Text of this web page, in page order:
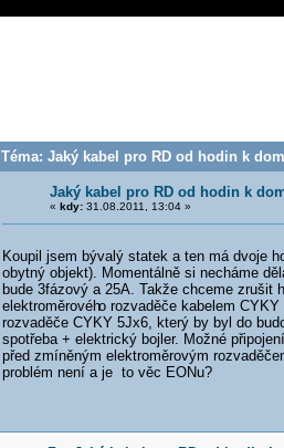
Téma: Jaký kabel pro RD od hodin k
Jaký kabel pro RD od hodin k
« kdy:31.08.2011, 13:04 »
Koupil jsem bývalý statek a ten má dvoje
obytný objekt). Momentálně si necháme
bude 3fázový a 25A. Takže chceme zrušit
elektroměrového rozvaděče kabelem
rozvaděče CYKY 5Jx6, který by byl do
spotřeba + elektrický bojler. Možné
před zmíněným elektroměrovým
problém není a je to věc EONu?